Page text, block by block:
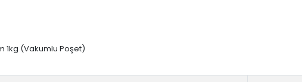
1kg (Vakumlu Poşet)